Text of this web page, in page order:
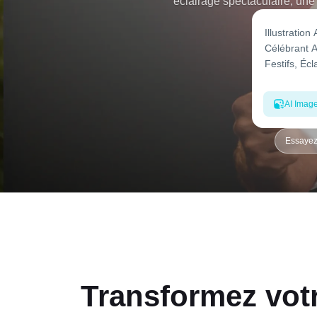
votre image, copiez une
AI Image
Transformez